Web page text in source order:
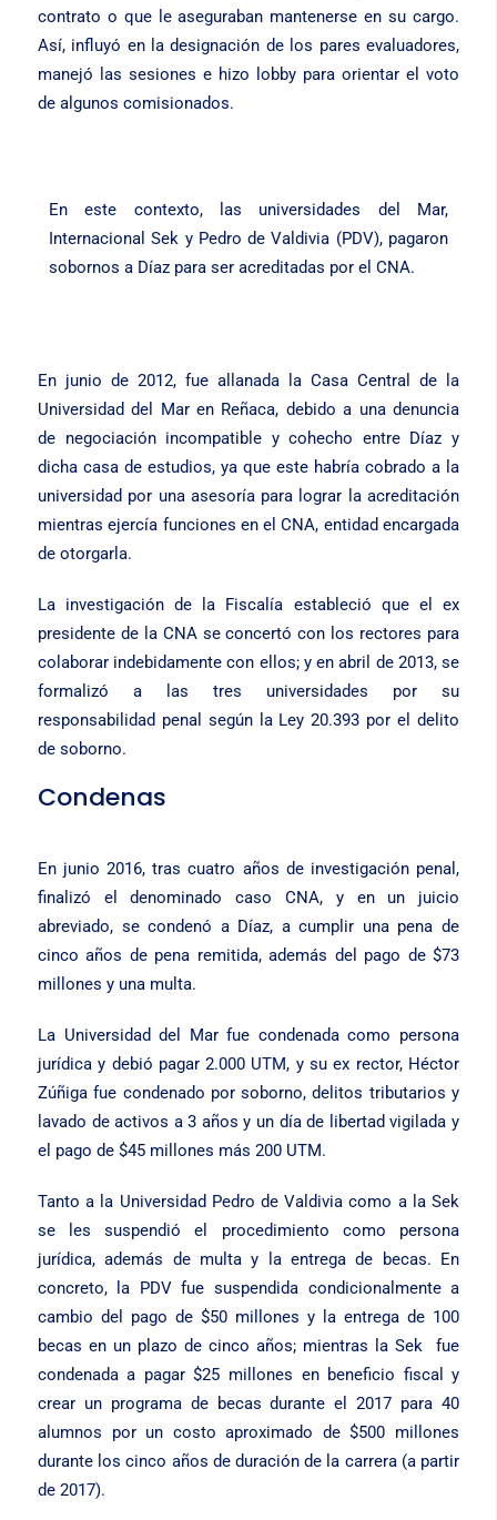
contrato o que le aseguraban mantenerse en su cargo.
Así, influyó en la designación de los pares evaluadores,
manejó las sesiones e hizo lobby para orientar el voto
de algunos comisionados.
En este contexto, las universidades del Mar,
Internacional Sek y Pedro de Valdivia (PDV), pagaron
sobornos a Díaz para ser acreditadas por el CNA.
En junio de 2012, fue allanada la Casa Central de la
Universidad del Mar en Reñaca, debido a una denuncia
de negociación incompatible y cohecho entre Díaz y
dicha casa de estudios, ya que este habría cobrado a la
universidad por una asesoría para lograr la acreditación
mientras ejercía funciones en el CNA, entidad encargada
de otorgarla.
La investigación de la Fiscalía estableció que el ex
presidente de la CNA se concertó con los rectores para
colaborar indebidamente con ellos; y en abril de 2013, se
formalizó a las tres universidades por su
responsabilidad penal según la Ley 20.393 por el delito
de soborno.
Condenas
En junio 2016, tras cuatro años de investigación penal,
finalizó el denominado caso CNA, y en un juicio
abreviado, se condenó a Díaz, a cumplir una pena de
cinco años de pena remitida, además del pago de $73
millones y una multa.
La Universidad del Mar fue condenada como persona
jurídica y debió pagar 2.000 UTM, y su ex rector, Héctor
Zúñiga fue condenado por soborno, delitos tributarios y
lavado de activos a 3 años y un día de libertad vigilada y
el pago de $45 millones más 200 UTM.
Tanto a la Universidad Pedro de Valdivia como a la Sek
se les suspendió el procedimiento como persona
jurídica, además de multa y la entrega de becas. En
concreto, la PDV fue suspendida condicionalmente a
cambio del pago de $50 millones y la entrega de 100
becas en un plazo de cinco años; mientras la Sek fue
condenada a pagar $25 millones en beneficio fiscal y
crear un programa de becas durante el 2017 para 40
alumnos por un costo aproximado de $500 millones
durante los cinco años de duración de la carrera (a partir
de 2017).